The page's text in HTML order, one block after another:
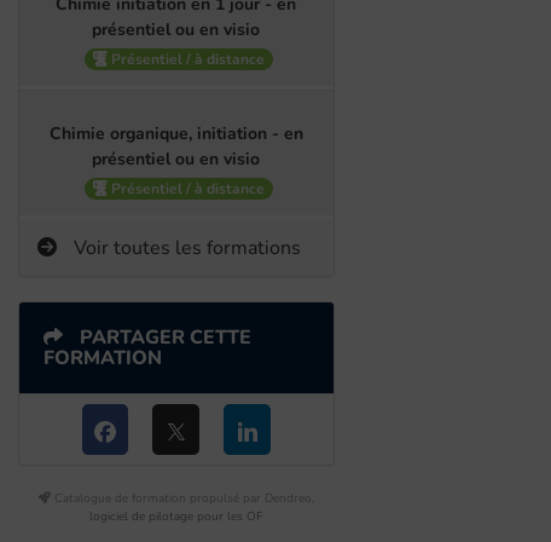
présentiel ou en visio
Présentiel / à distance
Chimie organique, initiation - en
présentiel ou en visio
Présentiel / à distance
Voir toutes les formations
PARTAGER CETTE
FORMATION
Catalogue de formation propulsé par Dendreo,
logiciel de pilotage pour les OF